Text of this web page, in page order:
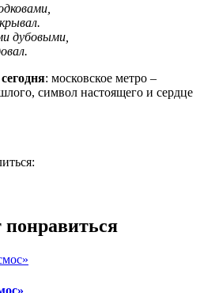
дубовыми,
: московское метро –
символ настоящего и сердце